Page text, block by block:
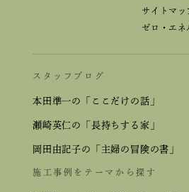
サイトマッ
ゼロ・エネ
スタッフブログ
本田準一の「ここだけの話」
瀬崎英仁の「長持ちする家」
岡田由記子の「主婦の冒険の書」
施工事例をテーマから探す